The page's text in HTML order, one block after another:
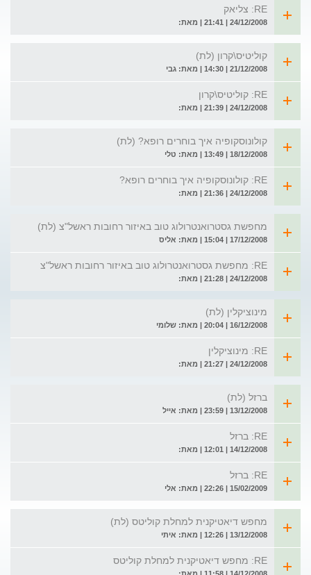
RE: צליאק
24/12/2008 | 21:41 | מאת:
קוליטיס\קרון (לת)
21/12/2008 | 14:30 | מאת: גבי
RE: קוליטיס\קרון
24/12/2008 | 21:39 | מאת:
קולונוסקופיה איך בוחרים רופא? (לת)
18/12/2008 | 13:49 | מאת: טלי
RE: קולונוסקופיה איך בוחרים רופא?
24/12/2008 | 21:36 | מאת:
מחפשת גסטרואנטרולוג טוב באיזור רחובות ראשל"צ (לת)
17/12/2008 | 15:04 | מאת: אליס
RE: מחפשת גסטרואנטרולוג טוב באיזור רחובות ראשל"צ
24/12/2008 | 21:28 | מאת:
מינוציקלין (לת)
16/12/2008 | 20:04 | מאת: שלומי
RE: מינוציקלין
24/12/2008 | 21:27 | מאת:
ברזל (לת)
13/12/2008 | 23:59 | מאת: אייל
RE: ברזל
14/12/2008 | 12:01 | מאת:
RE: ברזל
15/02/2009 | 22:26 | מאת: אלי
מחפש דיאטיקנית למחלת קוליטס (לת)
13/12/2008 | 12:26 | מאת: איתי
RE: מחפש דיאטיקנית למחלת קוליטס